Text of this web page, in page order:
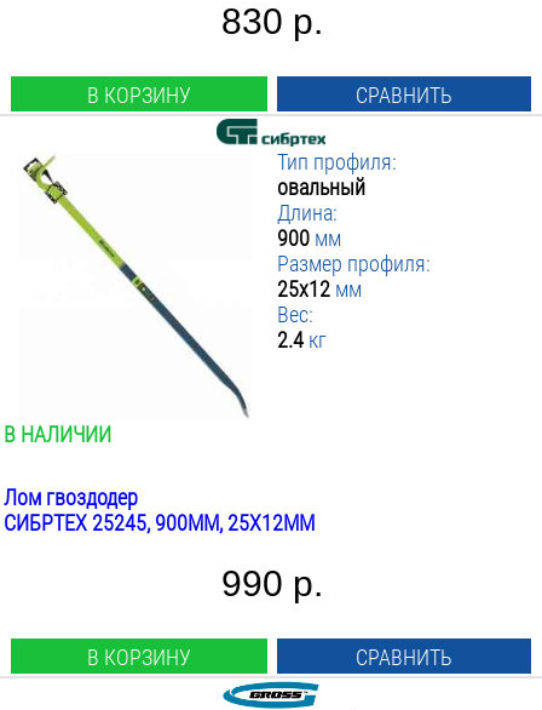
830 р.
В КОРЗИНУ СРАВНИТЬ
Тип профиля:
овальный
Длина:
900 мм
Размер профиля:
25x12 мм
Вес:
2.4 кг
В НАЛИЧИИ
Лом гвоздодер
СИБРТЕХ 25245, 900ММ, 25X12ММ
990 р.
В КОРЗИНУ СРАВНИТЬ